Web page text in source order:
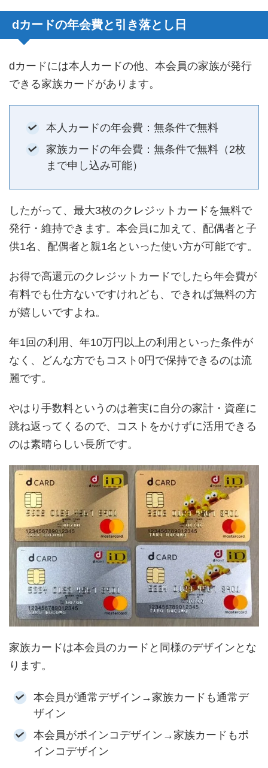
dカードの年会費と引き落とし日
dカードには本人カードの他、本会員の家族が発行
できる家族カードがあります。
本人カードの年会費：無条件で無料
家族カードの年会費：無条件で無料（2枚
まで申し込み可能）
したがって、最大3枚のクレジットカードを無料で
発行・維持できます。本会員に加えて、配偶者と子
供1名、配偶者と親1名といった使い方が可能です。
お得で高還元のクレジットカードでしたら年会費が
有料でも仕方ないですけれども、できれば無料の方
が嬉しいですよね。
年1回の利用、年10万円以上の利用といった条件が
なく、どんな方でもコスト0円で保持できるのは流
麗です。
やはり手数料というのは着実に自分の家計・資産に
跳ね返ってくるので、コストをかけずに活用できる
のは素晴らしい長所です。
家族カードは本会員のカードと同様のデザインとな
ります。
本会員が通常デザイン→家族カードも通常デ
ザイン
本会員がポインコデザイン→家族カードもポ
インコデザイン